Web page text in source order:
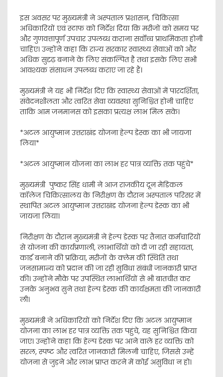
इस अवसर पर मुख्यमंत्री ने अस्पताल प्रशासन, चिकित्सा
अधिकारियों एवं स्टाफ को निर्देश दिया कि मरीजों को समय पर
और गुणवत्तापूर्ण उपचार उपलब्ध कराना सर्वोच्च प्राथमिकता होनी
चाहिए। उन्होंने कहा कि राज्य सरकार स्वास्थ्य सेवाओं को और
अधिक सुदृढ़ बनाने के लिए संकल्पित है तथा इसके लिए सभी
आवश्यक संसाधन उपलब्ध कराए जा रहे हैं।
मुख्यमंत्री ने यह भी निर्देश दिए कि स्वास्थ्य सेवाओं में पारदर्शिता,
संवेदनशीलता और त्वरित सेवा व्यवस्था सुनिश्चित होनी चाहिए
ताकि आम जनमानस को इसका प्रत्यक्ष लाभ मिल सके।
*अटल आयुष्मान उत्तराखंड योजना हेल्प डेस्क का भी जायजा
लिया*
*अटल आयुष्मान योजना का लाभ हर पात्र व्यक्ति तक पहुंचे*
मुख्यमंत्री पुष्कर सिंह धामी ने आज राजकीय दून मेडिकल
कॉलेज चिकित्सालय के निरीक्षण के दौरान अस्पताल परिसर में
स्थापित अटल आयुष्मान उत्तराखंड योजना हेल्प डेस्क का भी
जायजा लिया।
निरीक्षण के दौरान मुख्यमंत्री ने हेल्प डेस्क पर तैनात कर्मचारियों
से योजना की कार्यप्रणाली, लाभार्थियों को दी जा रही सहायता,
कार्ड बनाने की प्रक्रिया, मरीजों के क्लेम की स्थिति तथा
जनसामान्य को प्रदान की जा रही सुविधा संबंधी जानकारी प्राप्त
की। उन्होंने मौके पर उपस्थित लाभार्थियों से भी बातचीत कर
उनके अनुभव सुने तथा हेल्प डेस्क की कार्यक्षमता की जानकारी
ली।
मुख्यमंत्री ने अधिकारियों को निर्देश दिए कि अटल आयुष्मान
योजना का लाभ हर पात्र व्यक्ति तक पहुंचे, यह सुनिश्चित किया
जाए। उन्होंने कहा कि हेल्प डेस्क पर आने वाले हर व्यक्ति को
सरल, स्पष्ट और त्वरित जानकारी मिलनी चाहिए, जिससे उन्हें
योजना से जुड़ने और लाभ प्राप्त करने में कोई असुविधा न हो।